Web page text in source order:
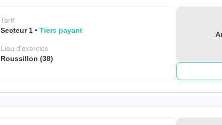
Tarif
Secteur 1
Tiers payant
Lieud'exercice
Roussillon (38)